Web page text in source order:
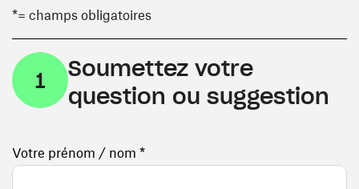
*= champs obligatoires
1
Soumettez votre
question ou suggestion
Votre prénom / nom *